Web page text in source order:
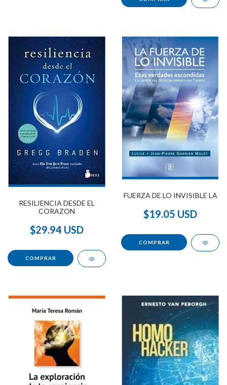
RESILIENCIA DESDE EL
CORAZON
$29.94 USD
FUERZA DE LO INVISIBLE LA
$19.05 USD